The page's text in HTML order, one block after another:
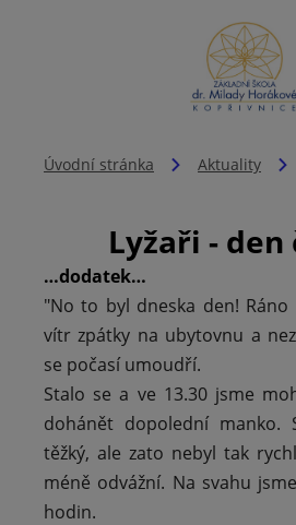
Úvodní stránka Aktuality
Lyžaři -
…dodatek…
"No to byl dneska den!
vítr zpátky na ubytovnu a
se počasí umoudří.
Stalo se a ve 13.30 jsme
dohánět dopolední manko.
těžký, ale zato nebyl tak
méně odvážní. Na svahu
hodin.